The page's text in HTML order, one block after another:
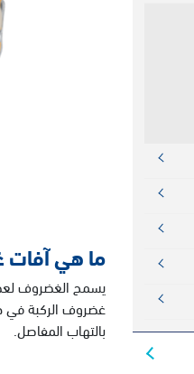
ما هي آفات
يسمح الغضروف
غضروف الركبة في
بالتهاب المفاصل.